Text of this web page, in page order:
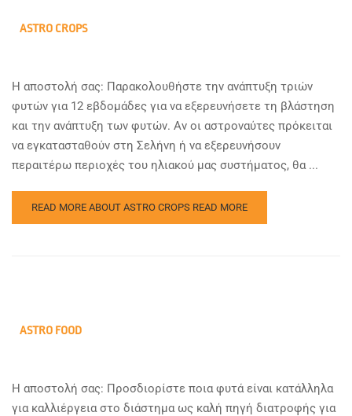
ASTRO CROPS
Η αποστολή σας: Παρακολουθήστε την ανάπτυξη τριών
φυτών για 12 εβδομάδες για να εξερευνήσετε τη βλάστηση
και την ανάπτυξη των φυτών. Αν οι αστροναύτες πρόκειται
να εγκατασταθούν στη Σελήνη ή να εξερευνήσουν
περαιτέρω περιοχές του ηλιακού μας συστήματος, θα ...
READ MORE ABOUT ASTRO CROPS READ MORE
ASTRO FOOD
Η αποστολή σας: Προσδιορίστε ποια φυτά είναι κατάλληλα
για καλλιέργεια στο διάστημα ως καλή πηγή διατροφής για